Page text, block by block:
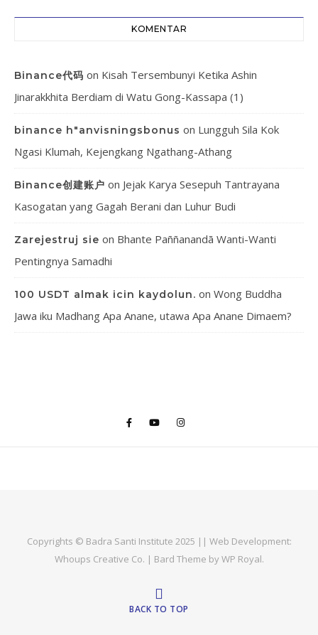
KOMENTAR
Binance代码 on Kisah Tersembunyi Ketika Ashin
Jinarakkhita Berdiam di Watu Gong-Kassapa (1)
binance h"anvisningsbonus on Lungguh Sila Kok
Ngasi Klumah, Kejengkang Ngathang-Athang
Binance创建账户 on Jejak Karya Sesepuh Tantrayana
Kasogatan yang Gagah Berani dan Luhur Budi
Zarejestruj sie on Bhante Paññanandā Wanti-Wanti
Pentingnya Samadhi
100 USDT almak icin kaydolun. on Wong Buddha
Jawa iku Madhang Apa Anane, utawa Apa Anane Dimaem?
Copyrights © Badra Santi Institute 2025 || Web Development:
Whoups Creative Co. | Bard Theme byWP Royal.
BACK TO TOP